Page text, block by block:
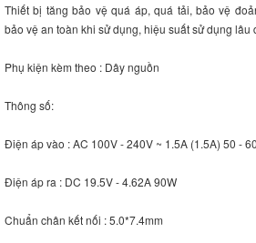
Thiết bị tăng bảo vệ quá áp, quá tải, bảo vệ
bảo vệ an toàn khi sử dụng, hiệu suất sử dụng lâu
Phụ kiện kèm theo : Dây nguồn
Thông số:
Điện áp vào : AC 100V - 240V ~ 1.5A (1.5A) 50 -
Điện áp ra : DC 19.5V - 4.62A 90W
Chuẩn chân kết nối : 5.0*7.4mm